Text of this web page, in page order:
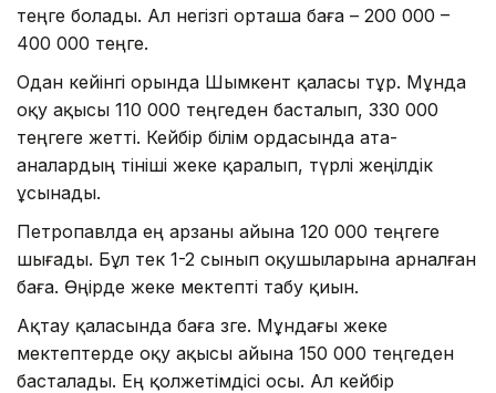
теңге болады. Ал негізгі орташа баға – 200 000 –
400 000 теңге.
Одан кейінгі орында Шымкент қаласы тұр. Мұнда
оқу ақысы 110 000 теңгеден басталып, 330 000
теңгеге жетті. Кейбір білім ордасында ата-
аналардың өтініші жеке қаралып, түрлі жеңілдік
ұсынады.
Петропавлда ең арзаны айына 120 000 теңгеге
шығады. Бұл тек 1-2 сынып оқушыларына арналған
баға. Өңірде жеке мектепті табу қиын.
Ақтау қаласында баға өзге. Мұндағы жеке
мектептерде оқу ақысы айына 150 000 теңгеден
басталады. Ең қолжетімдісі осы. Ал кейбір